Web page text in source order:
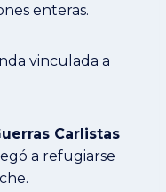
enteras.
vinculada a
Carlistas
a refugiarse